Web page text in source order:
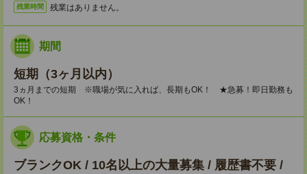
残業時間 残業はありません。
期間
短期（3ヶ月以内）
3ヵ月までの短期 ※職場が気に入れば、長期もOK！ ★急募！即日勤務も
OK！
応募資格・条件
ブランクOK / 10名以上の大量募集 / 履歴書不要 /